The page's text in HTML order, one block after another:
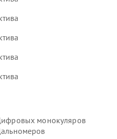
монокуляров